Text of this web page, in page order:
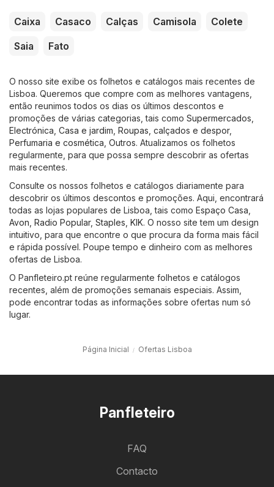
Caixa Casaco Calças Camisola
Colete
Saia
Fato
O nosso site exibe os folhetos e catálogos mais recentes de
Lisboa. Queremos que compre com as melhores vantagens,
então reunimos todos os dias os últimos descontos e
promoções de várias categorias, tais como Supermercados
Electrónica Casa e jardim Roupas, calçados e despor,
Perfumaria e cosmética Outros. Atualizamos os folhetos
regularmente, para que possa sempre descobrir as ofertas
mais recentes.
Consulte os nossos folhetos e catálogos diariamente para
descobrir os últimos descontos e promoções. Aqui, encontrará
todas as lojas populares de Lisboa, tais como Espaço Casa
Avon Radio Popular, Staples KIK. O nosso site tem um design
intuitivo, para que encontre o que procura da forma mais fácil
e rápida possível. Poupe tempo e dinheiro com as melhores
ofertas de Lisboa.
O Panfleteiro.pt reúne regularmente folhetos e catálogos
recentes, além de promoções semanais especiais. Assim,
pode encontrar todas as informações sobre ofertas num só
lugar.
Página Inicial Ofertas Lisboa
Panfleteiro
FAQ
Contacto